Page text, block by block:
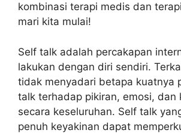
kombinasi terapi medis dan
mari kita mulai!
Self talk adalah percakapan
lakukan dengan diri sendiri.
tidak menyadari betapa kuatnya
talk terhadap pikiran, emosi, dan
secara keseluruhan. Self talk
penuh keyakinan dapat